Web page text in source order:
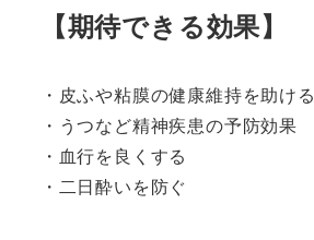
【期待できる効果】
・皮ふや粘膜の健康維持を助ける
・うつなど精神疾患の予防効果
・血行を良くする
・二日酔いを防ぐ